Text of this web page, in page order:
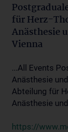
für Herz-
Anästhesie
Vienna
...All Events
Anästhesie
Abteilung für
Anästhesie
https://